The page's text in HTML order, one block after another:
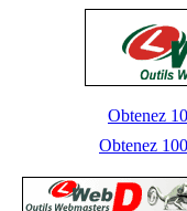
Obtenez
Obtenez